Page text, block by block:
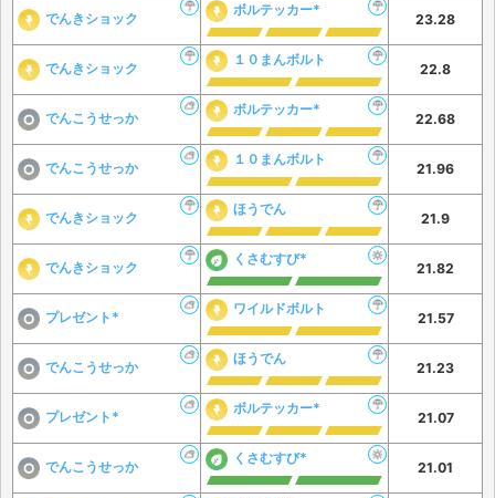
でんきショック
ボルテッカー*
23.28
でんきショック
１０まんボルト
22.8
でんこうせっか
ボルテッカー*
22.68
でんこうせっか
１０まんボルト
21.96
でんきショック
ほうでん
21.9
でんきショック
くさむすび*
21.82
プレゼント*
ワイルドボルト
21.57
でんこうせっか
ほうでん
21.23
プレゼント*
ボルテッカー*
21.07
でんこうせっか
くさむすび*
21.01